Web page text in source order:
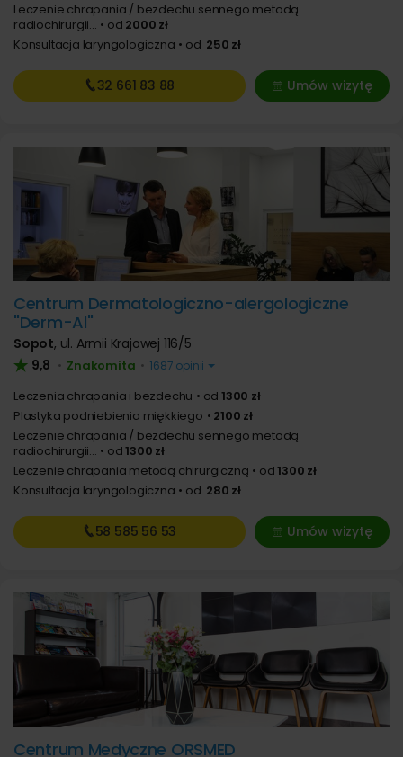
Leczenie chrapania / bezdechu sennego metodą
radiochirurgii...
od 2000 zł
Konsultacja laryngologiczna
od 250 zł
Umów wizytę
32 661 83 88
Centrum Dermatologiczno-alergologiczne
"Derm-Al"
Sopot, ul. Armii Krajowej 116/5
9,8 • Znakomita • 1687 opinii
Leczenia chrapania i bezdechu od 1300 zł
Plastyka podniebienia miękkiego
2100 zł
Leczenie chrapania / bezdechu sennego metodą
radiochirurgii...
od1300 zł
Leczenie chrapania metodą chirurgiczną
od1300 zł
Konsultacja laryngologiczna
od 280 zł
Umów wizytę
58 585 56 53
Centrum Medyczne ORSMED